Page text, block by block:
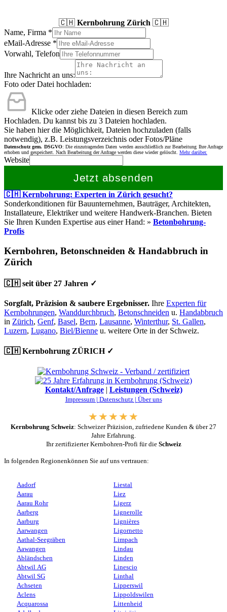
🇨🇭 Kernbohrung Zürich 🇨🇭
Name, Firma *
eMail-Adresse *
Vorwahl, Telefon
Ihre Nachricht an uns:
Foto oder Datei hochladen:
Klicke oder ziehe Dateien in diesen Bereich zum
Hochladen. Du kannst bis zu 3 Dateien hochladen.
Sie haben hier die Möglichkeit, Dateien hochzuladen (falls
notwendig), z.B. Leistungsverzeichnis oder Fotos/Pläne
Datenschutz gem. DSGVO: Die einzutragenden Daten werden ausschließlich zur Bearbeitung Ihre Anfrage
erhoben und gespeichert. Nach Bearbeitung der Anfrage werden diese wieder gelöscht. Mehr darüber.
Website
Jetzt absenden
🇨🇭 Kernbohrung: Experten in Zürich gesucht?
Sonderkonditionen für Bauunternehmen, Bauträger, Architekten,
Installateure, Elektriker und weitere Handwerk-Branchen. Bieten
Sie Ihren Kunden Expertise aus einer Hand: » Betonbohrung-
Profis
Kernbohren, Betonschneiden & Handabbruch in
Zürich
🇨🇭 seit über 27 Jahren ✓
Sorgfalt, Präzision & saubere Ergebnisser. Ihre Experten für
Kernbohrungen, Wanddurchbruch, Betonschneiden u. Handabbruch
in Zürich, Genf, Basel, Bern, Lausanne, Winterthur, St. Gallen,
Luzern, Lugano, Biel/Bienne u. weitere Orte in der Schweiz.
🇨🇭 Kernbohrung ZÜRICH ✓
Kontakt/Anfrage| Leistungen (Schweiz)
Impressum | Datenschutz | Über uns
Kernbohrung Schweiz: Schweizer Präzision, zufriedene Kunden & über 27
Jahre Erfahrung.
Ihr zertifizierter Kernbohren-Profi für die Schweiz
In folgenden Regionenkönnen Sie auf uns vertrauen:
Aadorf
Aarau
Aarau Rohr
Aarberg
Aarburg
Aarwangen
Aathal-Seegräben
Aawangen
Abländschen
Abtwil AG
Abtwil SG
Achseten
Aclens
Acquarossa
Liestal
Liez
Ligerz
Lignerolle
Lignières
Ligornetto
Limpach
Lindau
Linden
Linescio
Linthal
Lipperswil
Lippoldswilen
Littenheid